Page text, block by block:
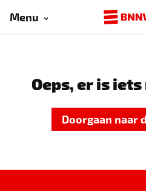
Menu
Oeps, er is
Doorgaan naar